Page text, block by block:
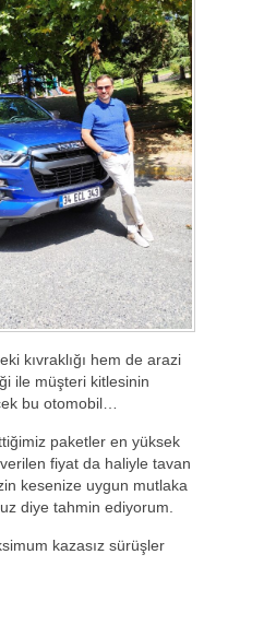
kıvraklığı hem de arazi
ile müşteri kitlesinin
bu otomobil…
paketler en yüksek
fiyat da haliyle tavan
kesenize uygun mutlaka
diye tahmin ediyorum.
kazasız sürüşler